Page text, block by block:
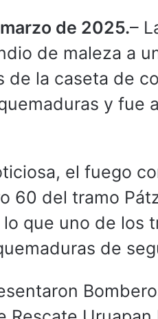
de 2025.–
de maleza a
de la caseta de
y fue
el fuego
60 del tramo
que uno de los
de